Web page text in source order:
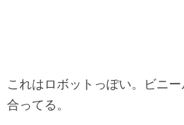
これはロボットっぽい。ビニ
合ってる。